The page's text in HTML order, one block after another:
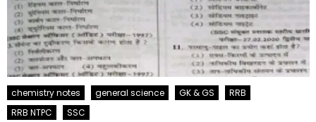
chemistry notes general science GK & GS
RRB
RRB NTPC
SSC